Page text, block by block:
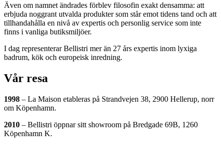
Även om namnet ändrades förblev filosofin exakt densamma: att
erbjuda noggrant utvalda produkter som står emot tidens tand och att
tillhandahålla en nivå av expertis och personlig service som inte
finns i vanliga butiksmiljöer.
I dag representerar Bellistri mer än 27 års expertis inom lyxiga
badrum, kök och europeisk inredning.
Vår resa
1998 – La Maison etableras på Strandvejen 38, 2900 Hellerup, norr
om Köpenhamn.
2010 – Bellistri öppnar sitt showroom på Bredgade 69B, 1260
Köpenhamn K.